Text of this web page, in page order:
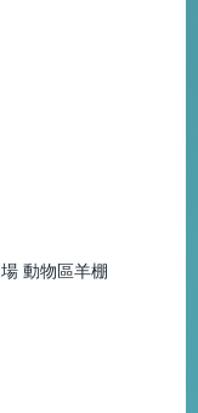
動物區羊棚